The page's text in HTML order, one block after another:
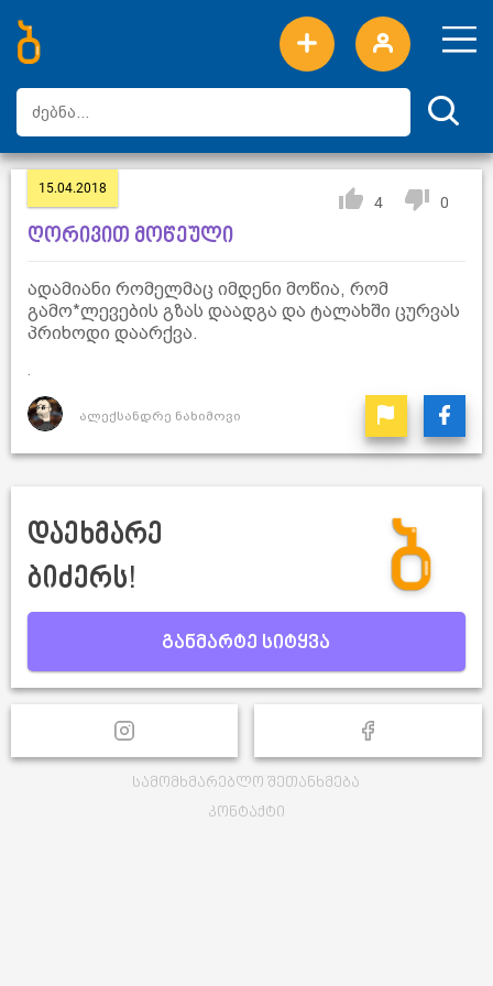
ახალი სიტყვები
ტოპ სიტყვები
დღის ტოპ სიტყვები
ტოპ მომხმარებლები
15.04.2018
4 0
ღორივით მოწეული
ადამიანი რომელმაც იმდენი მოწია, რომ
გამო*ლევების გზას დაადგა და ტალახში ცურვას
პრიხოდი დაარქვა.
ალექსანდრე ნახიმოვი
დაეხმარე
ბიძერს!
განმარტე სიტყვა
სამომხმარებლო შეთანხმება
კონტაქტი